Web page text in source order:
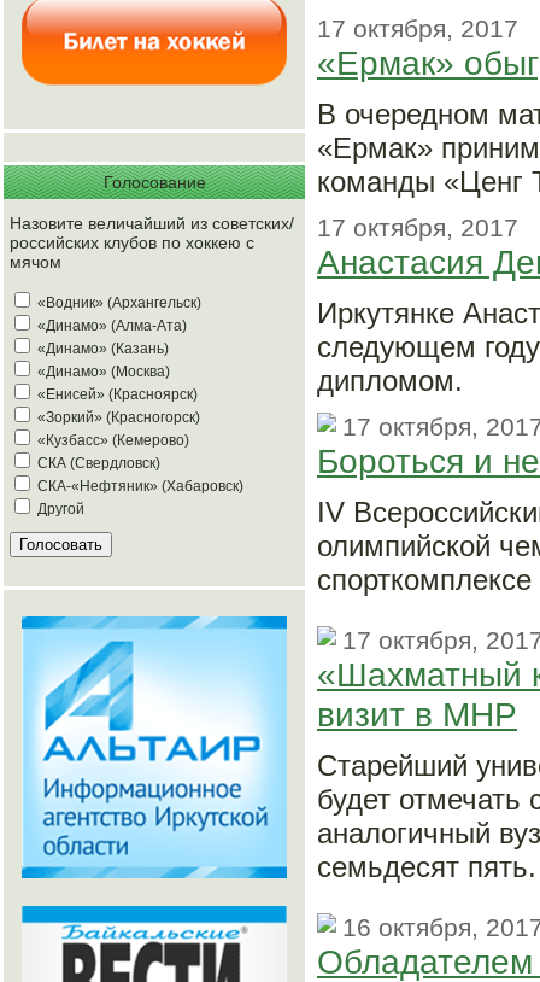
Голосование
Назовите величайший из советских/
российских клубов по хоккею с
мячом
«Водник» (Архангельск)
«Динамо» (Алма-Ата)
«Динамо» (Казань)
«Динамо» (Москва)
«Енисей» (Красноярск)
«Зоркий» (Красногорск)
«Кузбасс» (Кемерово)
СКА (Свердловск)
СКА-«Нефтяник» (Хабаровск)
Другой
17 октября, 2017
«Ермак»
В очередном
«Ермак»
команды «Ценг
17 октября, 2017
Анастасия
Иркутянке
следующем
дипломом.
17 октября,
Бороться и
IV
олимпийской
17 октября,
«Шахматный
визит в МНР
Старейший
будет
аналогичный
семьдесят пять.
16 октября,
Обладателем